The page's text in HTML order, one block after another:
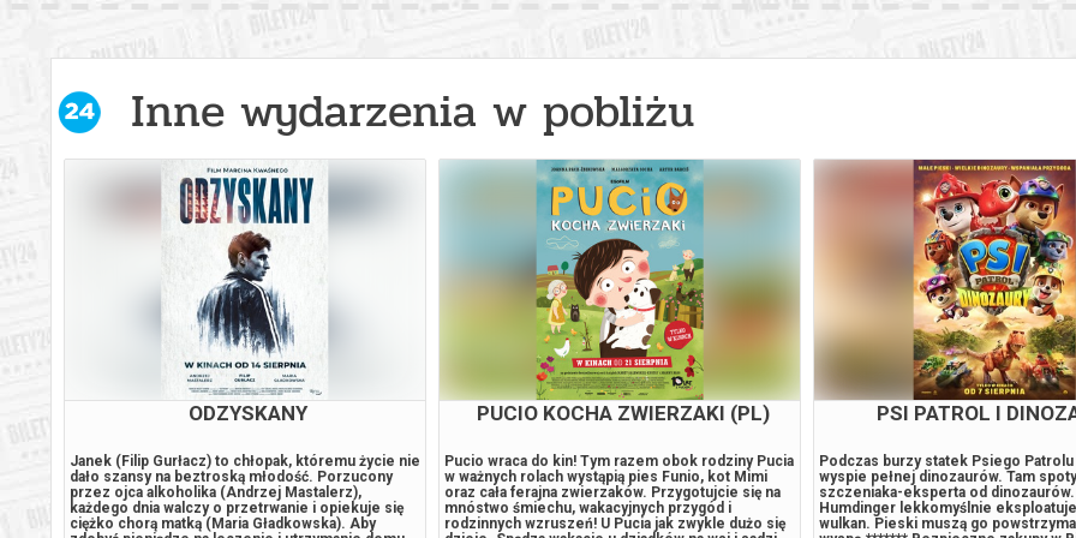
Inne wydarzenia w pobliżu
na
FESTIWAL GÓRSKI W KINACH
W III dzień festiwalu pokazy poniższych filmów:
Dissidence. Two Shadows on the Wall - polska
premiera! reż. Rama Dio Syahputra, Indonezja
2025, 34 min. The Bride of Mont Blanc - polska
premiera! reż. Grace T.S.P, Wielka Brytania 2025,
MINIONKI I STRASZYDŁA
Minionki wyruszają w podróż, aby odnaleźć
przerażające stworzenia, które mogłyby wystąpić
w ich filmie o potworach.******* Bezpieczne
zakupy w Bilety24. W przypadku odwołania
wydarzenia, gwarantujemy automatyczny zwrot
MINIONKI I
Minionki wyruszają w podróż, aby
przerażające stworzenia, które
w ich filmie o potworach.*******
zakupy w Bilety24. W przypadku
wydarzenia, gwarantujemy